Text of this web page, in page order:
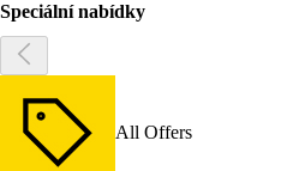
Speciální nabídky
All Offers